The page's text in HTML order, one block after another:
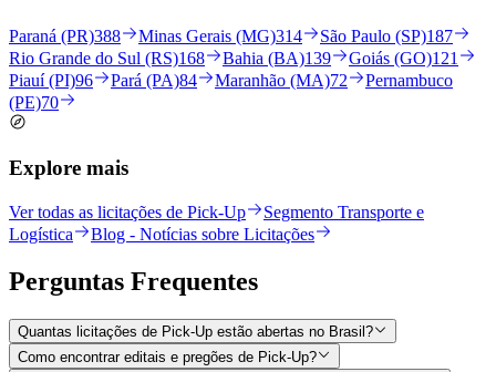
Paraná (PR)388 Minas Gerais (MG)314 São Paulo (SP)187
Rio Grande do Sul (RS)168 Bahia (BA)139 Goiás (GO)121
Piauí (PI)96 Pará (PA)84 Maranhão (MA)72
Pernambuco
(PE)70
Explore mais
Ver todas as licitações de Pick-Up
Segmento Transporte e
Logística
Blog - Notícias sobre Licitações
Perguntas Frequentes
Quantas licitações de Pick-Up estão abertas no Brasil?
Como encontrar editais e pregões de Pick-Up?